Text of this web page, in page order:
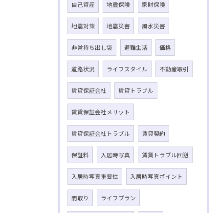
自己資産 地震保険 家財保険
地震対策 地震災害 風水災害
非常持ち出し袋 避難生活 価格
道路状況 ライフスタイル 不動産取引
賃貸保証会社 賃貸トラブル
賃貸保証会社メリット
賃貸保証会社トラブル 賃貸契約
保証料 入居時写真 賃貸トラブル回避
入居時写真重要性 入居時写真ポイント
間取り ライフプラン